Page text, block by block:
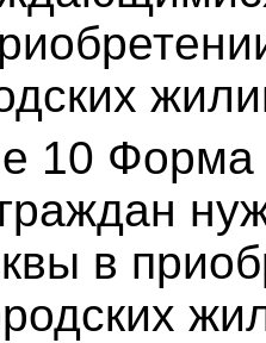
10 Форма
в